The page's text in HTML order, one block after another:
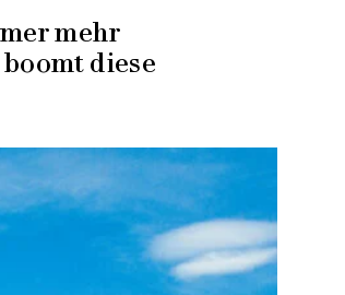
mehr
diese